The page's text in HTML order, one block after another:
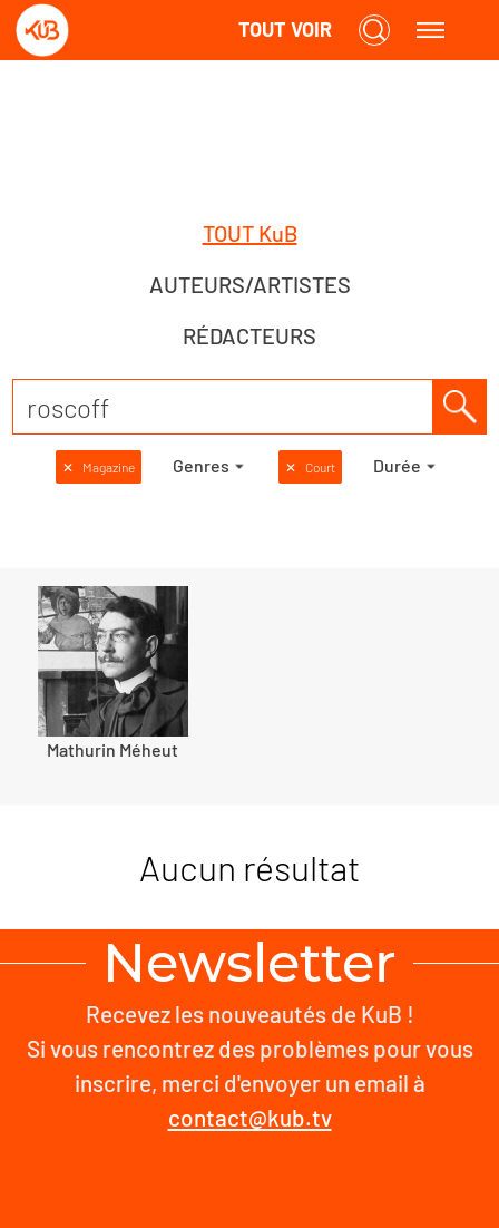
TOUT VOIR
TOUT KuB
AUTEURS/ARTISTES
RÉDACTEURS
✕ Magazine Genres ✕ Court Durée
Mathurin Méheut
Aucun résultat
Newsletter
Recevez les nouveautés de KuB !
Si vous rencontrez des problèmes pour vous
inscrire, merci d'envoyer un email à
contact@kub.tv